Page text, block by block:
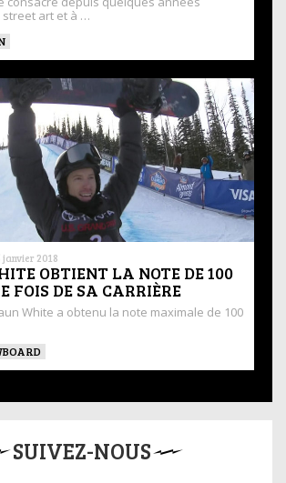
art et à …
janvier 2018
OBTIENT LA NOTE DE 100
FOIS DE SA CARRIÈRE
White a obtenu la note maximale de 100
SUIVEZ-NOUS